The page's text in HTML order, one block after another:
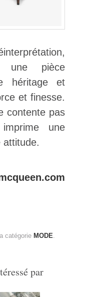
une pièce
héritage et
et finesse.
contente pas
une
attitude.
catégorie MODE.
par